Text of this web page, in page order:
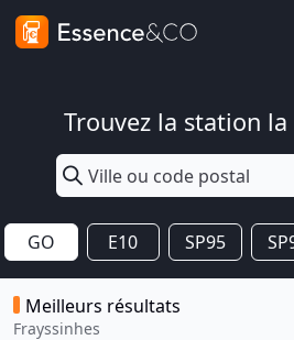
Trouvez la station
GO E10 SP95
Meilleurs résultats
Frayssinhes